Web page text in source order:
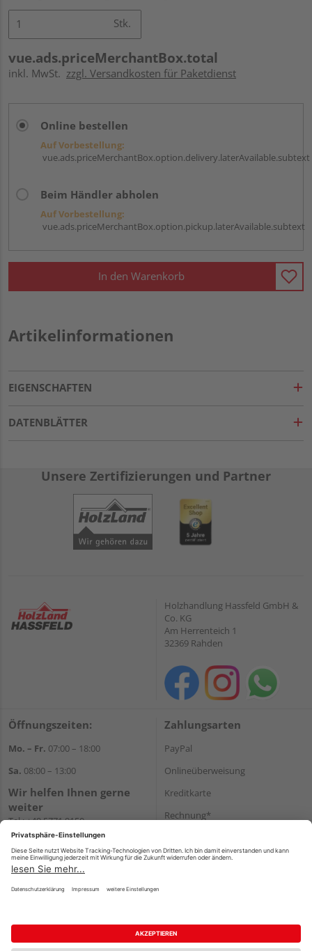
Stk.
vue.ads.priceMerchantBox.total
inkl. MwSt. zzgl. Versandkosten für Paketdienst
Online bestellen
Auf Vorbestellung:
vue.ads.priceMerchantBox.option.delivery.laterAvailable.subtext
Beim Händler abholen
Auf Vorbestellung:
vue.ads.priceMerchantBox.option.pickup.laterAvailable.subtext
In den Warenkorb
Artikelinformationen
EIGENSCHAFTEN
DATENBLÄTTER
Unsere Zertifizierungen und Partner
Holzhandlung Hassfeld GmbH &
Co. KG
Am Herrenteich 1
32369 Rahden
Öffnungszeiten:
Mo. – Fr. 07:00 – 18:00
Sa. 08:00 – 13:00
Wir helfen Ihnen gerne
weiter
Tel.:+49 5771 9150
E-Mail:info@holz-hassfeld.de
WhatsApp
Zahlungsarten
PayPal
Onlineüberweisung
Kreditkarte
Rechnung*
Versand
Impressum AGB Widerruf
Datenschutz
Reservierungsbedingungen
Vertrag widerrufen